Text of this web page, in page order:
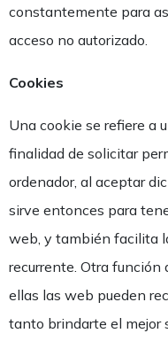
constantemente para
acceso no autorizado.
Cookies
Una cookie se refiere a
finalidad de solicitar
ordenador, al aceptar
sirve entonces para
web, y también facilita
recurrente. Otra función
ellas las web pueden
tanto brindarte el mejor